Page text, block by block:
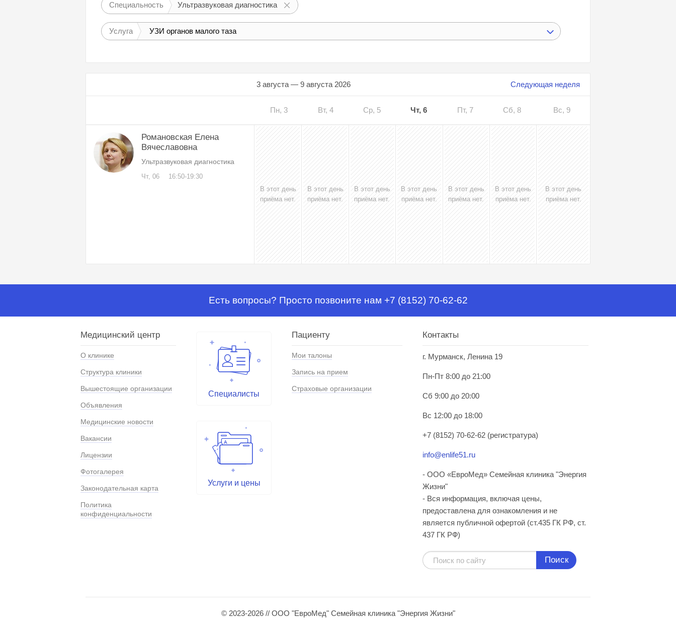
Специальность Ультразвуковая диагностика
Услуга УЗИ органов малого таза
Следующая неделя
3 августа — 9 августа 2026
Пн, 3 Вт, 4 Ср, 5 Чт, 6 Пт, 7 Сб, 8 Вс, 9
Романовская Елена
Вячеславовна
Ультразвуковая диагностика
Чт, 06
16:50-19:30
В этот день
приёма нет.
В этот день
приёма нет.
В этот день
приёма нет.
В этот день
приёма нет.
В этот день
приёма нет.
В этот день
приёма нет.
В этот день
приёма нет.
Есть вопросы? Просто позвоните нам +7 (8152) 70-62-62
Медицинский центр
О клинике
Структура клиники
Вышестоящие организации
Объявления
Медицинские новости
Вакансии
Лицензии
Фотогалерея
Законодательная карта
Политика
конфиденциальности
Специалисты
Услуги и цены
Пациенту
Мои талоны
Запись на прием
Страховые организации
Контакты
г. Мурманск, Ленина 19
Пн-Пт 8:00 до 21:00
Сб 9:00 до 20:00
Вс 12:00 до 18:00
+7 (8152) 70-62-62 (регистратура)
info@enlife51.ru
- ООО «ЕвроМед» Семейная клиника "Энергия
Жизни"
- Вся информация, включая цены,
предоставлена для ознакомления и не
является публичной офертой (ст.435 ГК РФ, cт.
437 ГК РФ)
Поиск
© 2023-2026 // ООО "ЕвроМед" Семейная клиника "Энергия Жизни"